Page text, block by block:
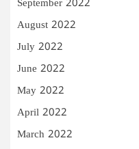
September 2022
August 2022
July 2022
June 2022
May 2022
April 2022
March 2022